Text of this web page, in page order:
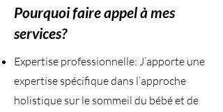
Pourquoi faire appel à mes
services?
Expertise professionnelle: J’apporte une
expertise spécifique dans l’approche
holistique sur le sommeil du bébé et de